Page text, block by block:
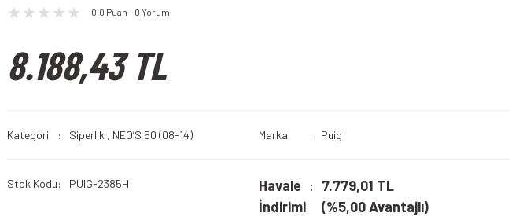
0.0 Puan - 0 Yorum
8.188,43 TL
Kategori Siperlik , NEO’S 50 (08-14) Marka Puig
Stok Kodu PUIG-2385H
Havale
İndirimi
7.779,01 TL
(%5,00 Avantajlı)